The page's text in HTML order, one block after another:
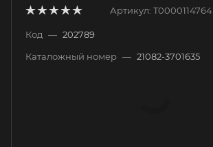
Артикул: T0000114764
Код — 202789
Каталожный номер — 21082-3701635